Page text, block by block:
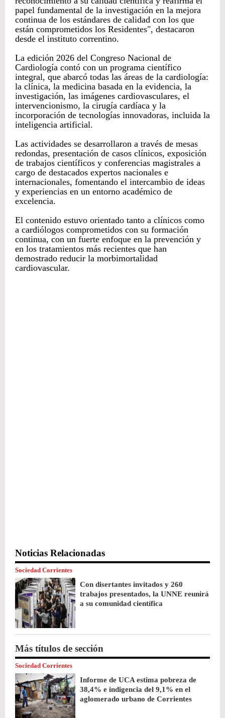
papel fundamental de la investigación en la mejora
continua de los estándares de calidad con los que
están comprometidos los Residentes", destacaron
desde el instituto correntino.
La edición 2026 del Congreso Nacional de
Cardiología contó con un programa científico
integral, que abarcó todas las áreas de la cardiología:
la clínica, la medicina basada en la evidencia, la
investigación, las imágenes cardiovasculares, el
intervencionismo, la cirugía cardíaca y la
incorporación de tecnologías innovadoras, incluida la
inteligencia artificial.
Las actividades se desarrollaron a través de mesas
redondas, presentación de casos clínicos, exposición
de trabajos científicos y conferencias magistrales a
cargo de destacados expertos nacionales e
internacionales, fomentando el intercambio de ideas
y experiencias en un entorno académico de
excelencia.
El contenido estuvo orientado tanto a clínicos como
a cardiólogos comprometidos con su formación
continua, con un fuerte enfoque en la prevención y
en los tratamientos más recientes que han
demostrado reducir la morbimortalidad
cardiovascular.
Noticias Relacionadas
Sociedad Corrientes
Con disertantes invitados y 260
trabajos presentados, la UNNE reunirá
a su comunidad científica
Más títulos de sección
Sociedad Corrientes
Informe de UCA estima pobreza de
38,4% e indigencia del 9,1% en el
aglomerado urbano de Corrientes